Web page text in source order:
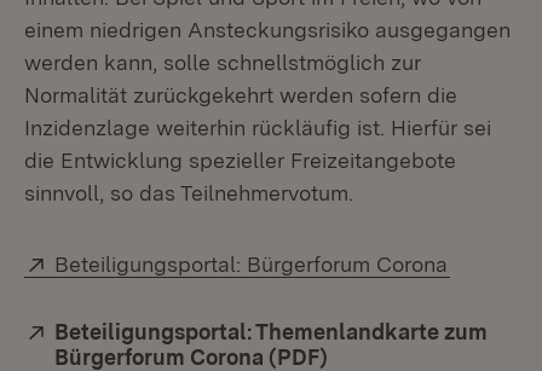
einem niedrigen Ansteckungsrisiko ausgegangen
werden kann, solle schnellstmöglich zur
Normalität zurückgekehrt werden sofern die
Inzidenzlage weiterhin rückläufig ist. Hierfür sei
die Entwicklung spezieller Freizeitangebote
sinnvoll, so das Teilnehmervotum.
Extern:
Beteiligungsportal: Bürgerforum Corona
Extern:
Beteiligungsportal: Themenlandkarte zum
Bürgerforum Corona (PDF)